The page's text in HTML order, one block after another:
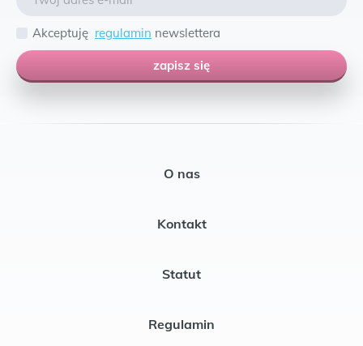
Akceptuję regulamin newslettera
zapisz się
O nas
Kontakt
Statut
Regulamin